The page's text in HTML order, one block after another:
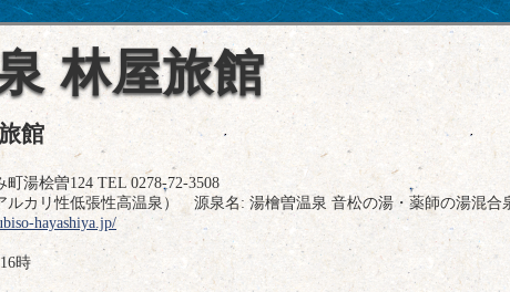
林屋旅館
館
湯桧曽124 TEL 0278-72-3508
カリ性低張性高温泉） 源泉名: 湯檜曽温泉 音松の湯・薬師の湯混合
hayashiya.jp/
時